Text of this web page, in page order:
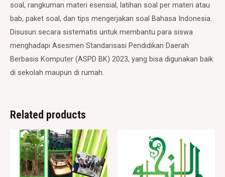
soal, rangkuman materi esensial, latihan soal per materi atau
bab, paket soal, dan tips mengerjakan soal Bahasa Indonesia.
Disusun secara sistematis untuk membantu para siswa
menghadapi Asesmen Standarisasi Pendidikan Daerah
Berbasis Komputer (ASPD BK) 2023, yang bisa digunakan baik
di sekolah maupun di rumah.
Related products